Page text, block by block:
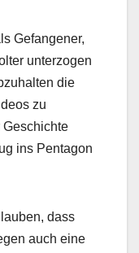
Gefangener,
unterzogen
die
zu
ins Pentagon
dass
auch eine